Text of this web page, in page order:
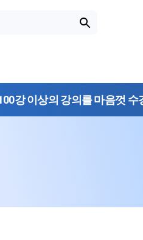
강 이상의 강의를 마음껏 수